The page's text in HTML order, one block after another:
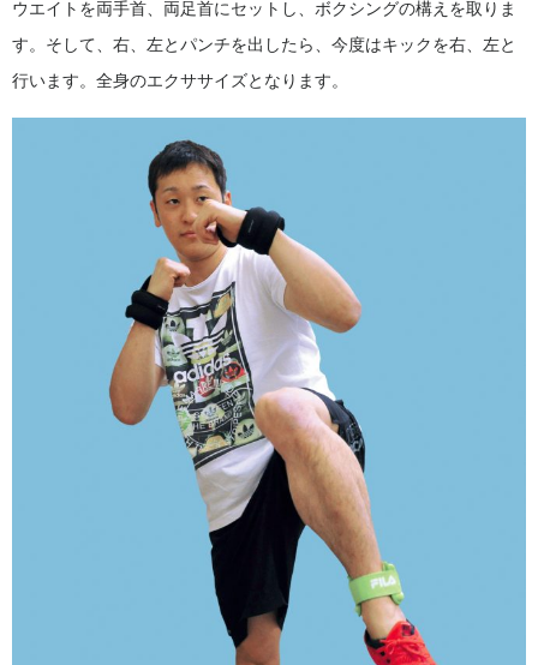
ウエイトを両手首、両足首にセットし、ボクシングの構えを取りま
す。そして、右、左とパンチを出したら、今度はキックを右、左と
行います。全身のエクササイズとなります。